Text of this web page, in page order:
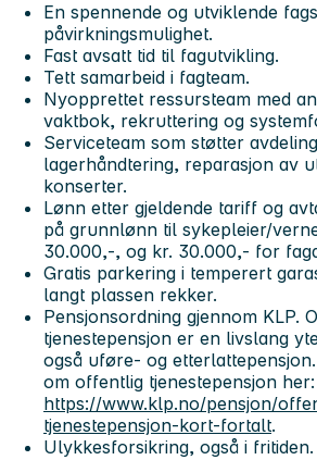
En spennende og utviklende
påvirkningsmulighet.
Fast avsatt tid til fagutvikling.
Tett samarbeid i fagteam.
Nyopprettet ressursteam med
vaktbok, rekruttering og
Serviceteam som støtter
lagerhåndtering, reparasjon av
konserter.
Lønn etter gjeldende tariff og
på grunnlønn til sykepleier/
30.000,-, og kr. 30.000,- for
Gratis parkering i temperert
langt plassen rekker.
Pensjonsordning gjennom KLP.
tjenestepensjon er en livslang
også uføre- og
om offentlig tjenestepensjon her:
https://www.klp.no/pensjon/
tjenestepensjon-kort-fortalt.
Ulykkesforsikring, også i fritiden.